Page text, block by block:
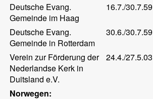
Deutsche Evang.
Gemeinde im Haag
16.7./30.7.59
Deutsche Evang.
Gemeinde in Rotterdam
30.6./30.7.59
Verein zur Förderung der
Nederlandse Kerk in
Duitsland e.V.
24.4./27.5.03
Norwegen: